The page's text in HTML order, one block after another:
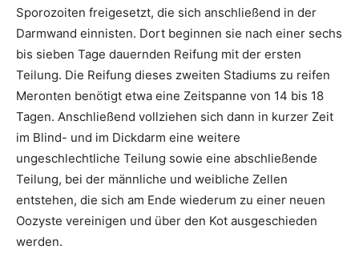
Sporozoiten freigesetzt, die sich anschließend in der
Darmwand einnisten. Dort beginnen sie nach einer sechs
bis sieben Tage dauernden Reifung mit der ersten
Teilung. Die Reifung dieses zweiten Stadiums zu reifen
Meronten benötigt etwa eine Zeitspanne von 14 bis 18
Tagen. Anschließend vollziehen sich dann in kurzer Zeit
im Blind- und im Dickdarm eine weitere
ungeschlechtliche Teilung sowie eine abschließende
Teilung, bei der männliche und weibliche Zellen
entstehen, die sich am Ende wiederum zu einer neuen
Oozyste vereinigen und über den Kot ausgeschieden
werden.